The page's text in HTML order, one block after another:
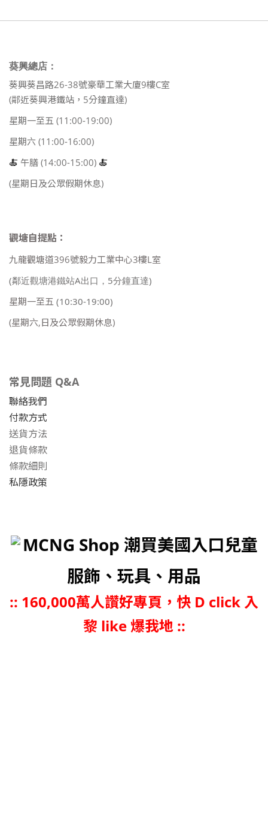
葵興總店：
葵興葵昌路26-38號豪華工業大廈9樓C室
(鄰近葵興港鐵站，5分鐘直達)
星期一至五 (11:00-19:00)
星期六 (11:00-16:00)
🍝 午膳 (14:00-15:00) 🍝
(星期日及公眾假期休息)
觀塘自提點：
九龍觀塘道396號毅力工業中心3樓L室
(鄰近觀塘港鐵站A出口，5分鐘直達)
星期一至五 (10:30-19:00)
(星期六,日及公眾假期休息)
常見問題 Q&A
聯絡我們
付款方式
送貨方法
退貨條款
條款細則
私隱政策
MCNG Shop 潮買美國入口兒童
服飾、玩具、用品
:: 160,000萬人讚好專頁，快 D click 入
黎 like 爆我地 ::